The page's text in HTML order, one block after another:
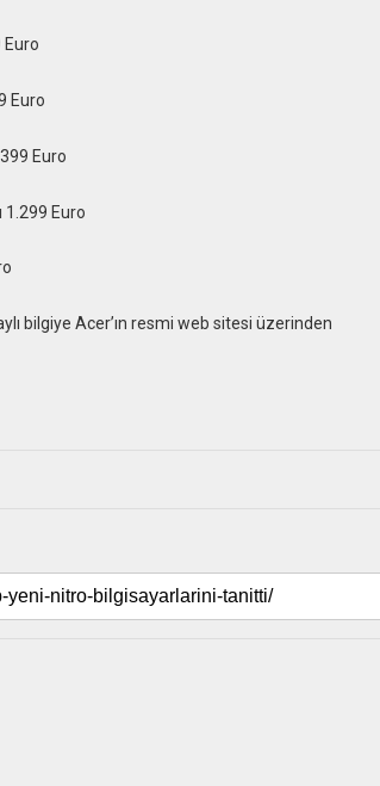
Euro
Euro
Euro
1.299 Euro
bilgiye Acer’ın resmi web sitesi üzerinden